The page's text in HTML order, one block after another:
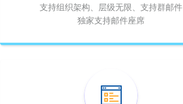
支持组织架构、层级无限、支持群邮件
独家支持邮件座席